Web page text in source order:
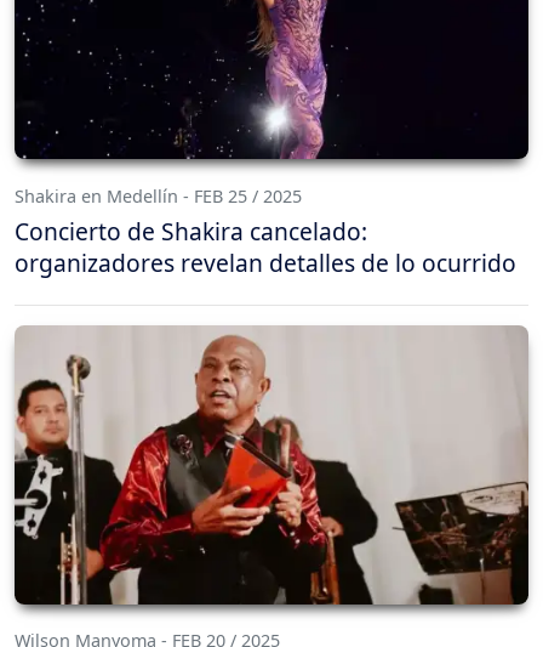
Shakira en Medellín - FEB 25 / 2025
Concierto de Shakira cancelado:
organizadores revelan detalles de lo ocurrido
Wilson Manyoma - FEB 20 / 2025